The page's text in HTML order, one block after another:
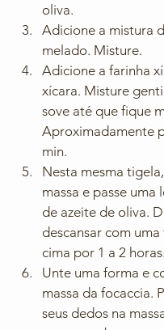
oliva.
Adicione a mistura
melado. Misture.
Adicione a farinha
xícara. Misture
sove até que fique
Aproximadamente
min.
Nesta mesma
massa e passe uma
de azeite de oliva.
descansar com
cima por 1 a 2 horas.
Unte uma forma e
massa da focaccia.
seus dedos na